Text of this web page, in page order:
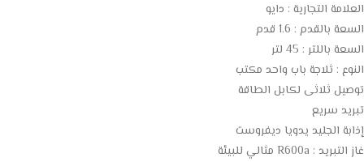
العلامة التجارية : دايو
السعة بالقدم : 1.6 قدم
السعة باللتر : 45 لتر
النوع : ثلاجة باب واحد مكتب
توصيل ثلاثى لكابل الطاقة
تبريد سريع
إذابة الجليد يدويا ديفروست
غاز التبريد : R600a مثالي للبيئة